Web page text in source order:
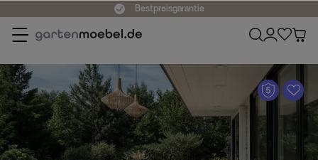
Bestpreisgarantie
A